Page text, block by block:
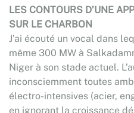
LES CONTOURS D’UNE
SUR LE CHARBON
J’ai écouté un vocal dans
même 300 MW à
Niger à son stade actuel.
inconsciemment toutes
électro-intensives (acier,
en ignorant la croissance